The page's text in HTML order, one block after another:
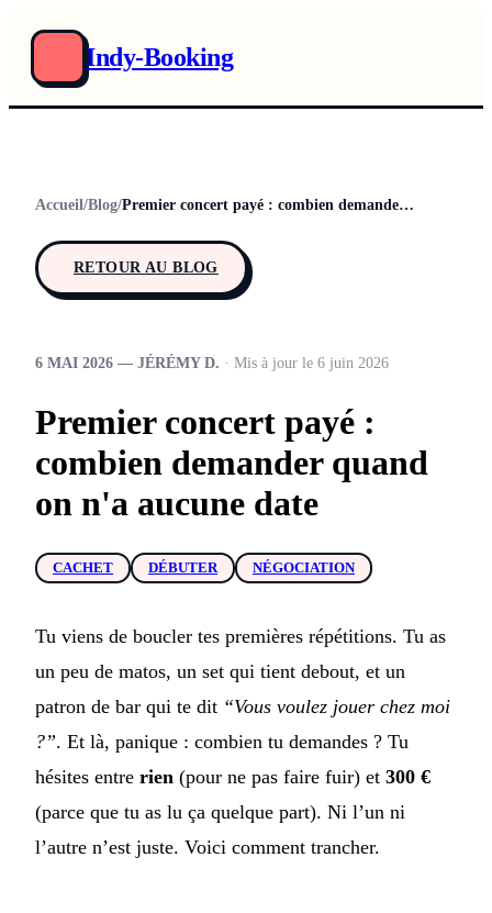
Indy-Booking
Accueil/Blog/ Premier concert payé : combien demander quand on n'a aucune date
RETOUR AU BLOG
6 MAI 2026 — JÉRÉMY D. · Mis à jour le 6 juin 2026
Premier concert payé :
combien demander quand
on n'a aucune date
CACHET DÉBUTER NÉGOCIATION
Tu viens de boucler tes premières répétitions. Tu as
un peu de matos, un set qui tient debout, et un
patron de bar qui te dit “Vous voulez jouer chez moi
?”. Et là, panique : combien tu demandes ? Tu
hésites entre rien (pour ne pas faire fuir) et 300 €
(parce que tu as lu ça quelque part). Ni l’un ni
l’autre n’est juste. Voici comment trancher.